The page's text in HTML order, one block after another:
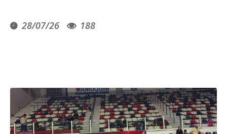
28/07/26 188